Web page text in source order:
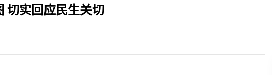
切实回应民生关切